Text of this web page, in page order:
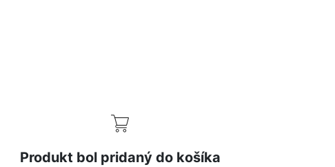
Produkt bol pridaný do košíka